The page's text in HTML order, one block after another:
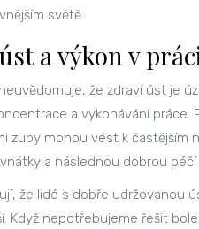
světě.
a výkon v
že zdraví úst je
a vykonávání
zuby mohou vést k častějším
a následnou dobrou
že lidé s dobře udržovanou
Když nepotřebujeme řešit